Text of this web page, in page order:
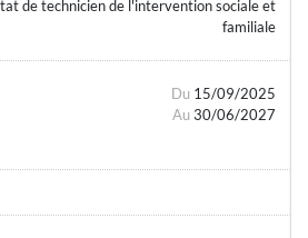
de technicien de l'intervention sociale et
familiale
Du 15/09/2025
Au 30/06/2027